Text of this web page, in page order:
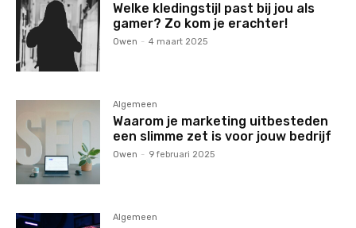
Welke kledingstijl past bij jou als
gamer? Zo kom je erachter!
Owen - 4 maart 2025
Algemeen
Waarom je marketing uitbesteden
een slimme zet is voor jouw bedrijf
Owen - 9 februari 2025
Algemeen